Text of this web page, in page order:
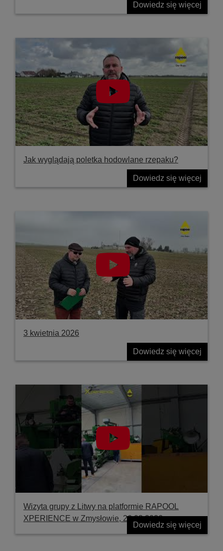
Dowiedz się więcej
Jak wyglądają poletka hodowlane rzepaku?
Dowiedz się więcej
3 kwietnia 2026
Dowiedz się więcej
Wizyta grupy z Litwy na platformie RAPOOL
XPERIENCE w Zmysłowie, 26.03.2026
Dowiedz się więcej